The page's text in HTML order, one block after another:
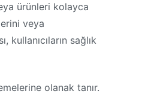
ürünleri kolayca
veya
kullanıcıların sağlık
olanak tanır.